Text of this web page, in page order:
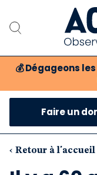
💰 Dégageons
Notre
Faire un
‹ Retour à l'accueil